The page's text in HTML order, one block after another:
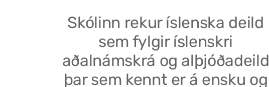
Skólinn rekur íslenska deild
sem fylgir íslenskri
aðalnámskrá og alþjóðadeild
þar sem kennt er á ensku og